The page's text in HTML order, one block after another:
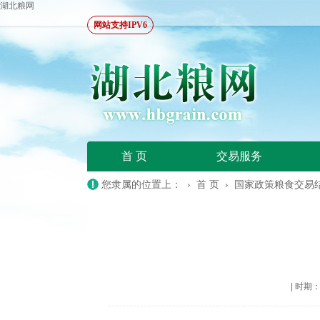
湖北粮网
网站支持IPV6
首 页 交易服务
您隶属的位置上： › 首 页 › 国家政策粮食交易
时期